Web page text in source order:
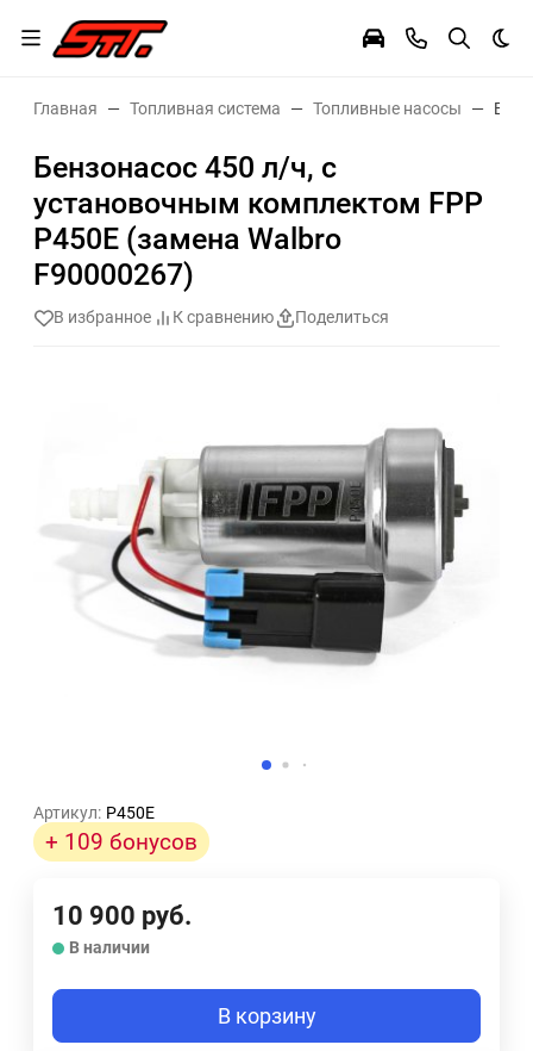
Главная Топливная система Топливные насосы
Бензонасос 450 л/ч, с
установочным комплектом FPP
P450E (замена Walbro
F90000267)
В избранное К сравнению Поделиться
Артикул: P450E
+ 109 бонусов
10 900 руб.
В наличии
В корзину